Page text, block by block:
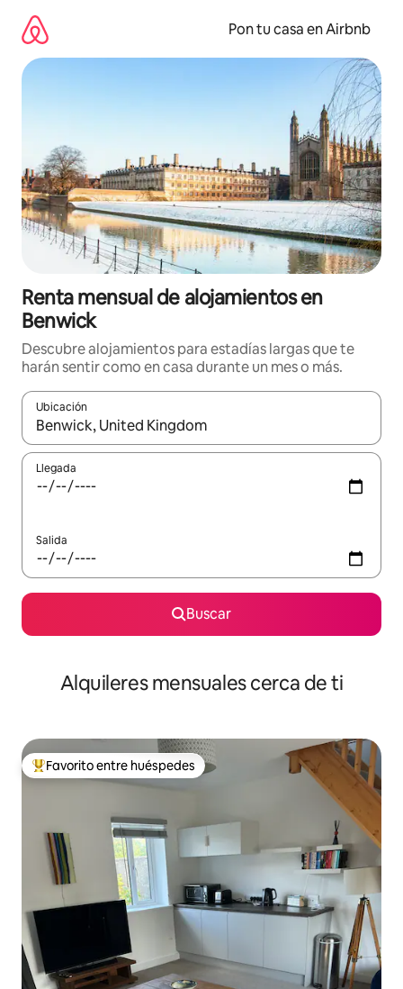
contenido
Pon tu casa en Airbnb
Renta mensual de alojamientos en
Benwick
Descubre alojamientos para estadías largas que te
harán sentir como en casa durante un mes o más.
Ubicación
Cuando los resultados estén disponibles, navega con las
Llegada
Salida
Buscar
Alquileres mensuales cerca de ti
Favorito entre huéspedes preferido
Favorito entre huéspedes